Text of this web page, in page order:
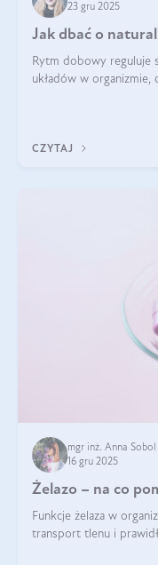
23 gru 2025
Jak dbać o
Rytm dobowy reguluje
układów w
CZYTAJ
mgr inż. Anna Sobol
16 gru 2025
Żelazo – na co
Funkcje żelaza w
transport tlenu i